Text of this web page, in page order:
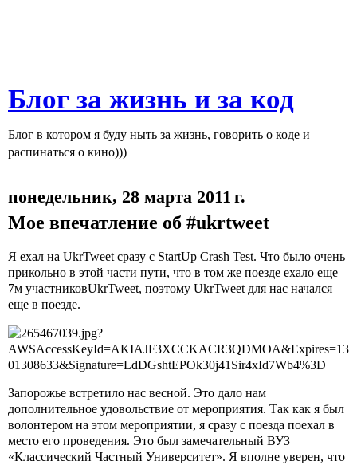
Блог за жизнь и за код
Блог в котором я буду ныть за жизнь, говорить о коде и
распинаться о кино)))
понедельник, 28 марта 2011 г.
Мое впечатление об #ukrtweet
Я ехал на UkrTweet сразу с StartUp Crash Test. Что было очень
прикольно в этой части пути, что в том же поезде ехало еще
7м участниковUkrTweet, поэтому UkrTweet для нас начался
еще в поезде.
Запорожье встретило нас весной. Это дало нам
дополнительное удовольствие от мероприятия. Так как я был
волонтером на этом мероприятии, я сразу с поезда поехал в
место его проведения. Это был замечательный ВУЗ
«Классический Частный Университет». Я вполне уверен, что